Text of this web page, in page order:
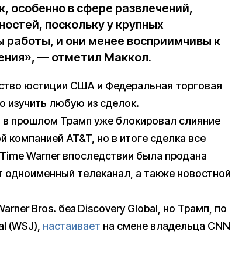
особенно в сфере развлечений,
поскольку у крупных
работы, и они менее восприимчивы к
— отметил Маккол.
юстиции США и Федеральная торговая
изучить любую из сделок.
прошлом Трамп уже блокировал слияние
компанией AT&T, но в итоге сделка все
Warner впоследствии была продана
одноименный телеканал, а также новостной
Bros. без Discovery Global, но Трамп, по
(WSJ), настаивает на смене владельца CNN